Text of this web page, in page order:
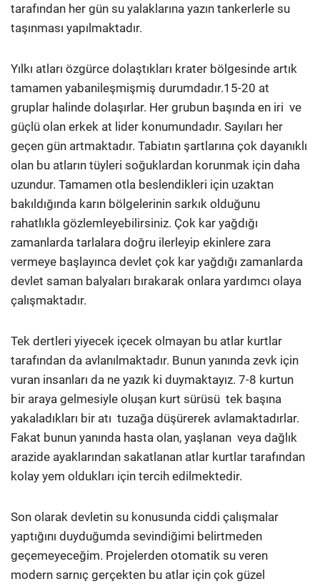
tarafından her gün su yalaklarına yazın tankerlerle su
taşınması yapılmaktadır.
Yılkı atları özgürce dolaştıkları krater bölgesinde artık
tamamen yabanileşmişmiş durumdadır.15-20 at
gruplar halinde dolaşırlar. Her grubun başında en iri ve
güçlü olan erkek at lider konumundadır. Sayıları her
geçen gün artmaktadır. Tabiatın şartlarına çok dayanıklı
olan bu atların tüyleri soğuklardan korunmak için daha
uzundur. Tamamen otla beslendikleri için uzaktan
bakıldığında karın bölgelerinin sarkık olduğunu
rahatlıkla gözlemleyebilirsiniz. Çok kar yağdığı
zamanlarda tarlalara doğru ilerleyip ekinlere zara
vermeye başlayınca devlet çok kar yağdığı zamanlarda
devlet saman balyaları bırakarak onlara yardımcı olaya
çalışmaktadır.
Tek dertleri yiyecek içecek olmayan bu atlar kurtlar
tarafından da avlanılmaktadır. Bunun yanında zevk için
vuran insanları da ne yazık ki duymaktayız. 7-8 kurtun
bir araya gelmesiyle oluşan kurt sürüsü tek başına
yakaladıkları bir atı tuzağa düşürerek avlamaktadırlar.
Fakat bunun yanında hasta olan, yaşlanan veya dağlık
arazide ayaklarından sakatlanan atlar kurtlar tarafından
kolay yem oldukları için tercih edilmektedir.
Son olarak devletin su konusunda ciddi çalışmalar
yaptığını duyduğumda sevindiğimi belirtmeden
geçemeyeceğim. Projelerden otomatik su veren
modern sarnıç gerçekten bu atlar için çok güzel